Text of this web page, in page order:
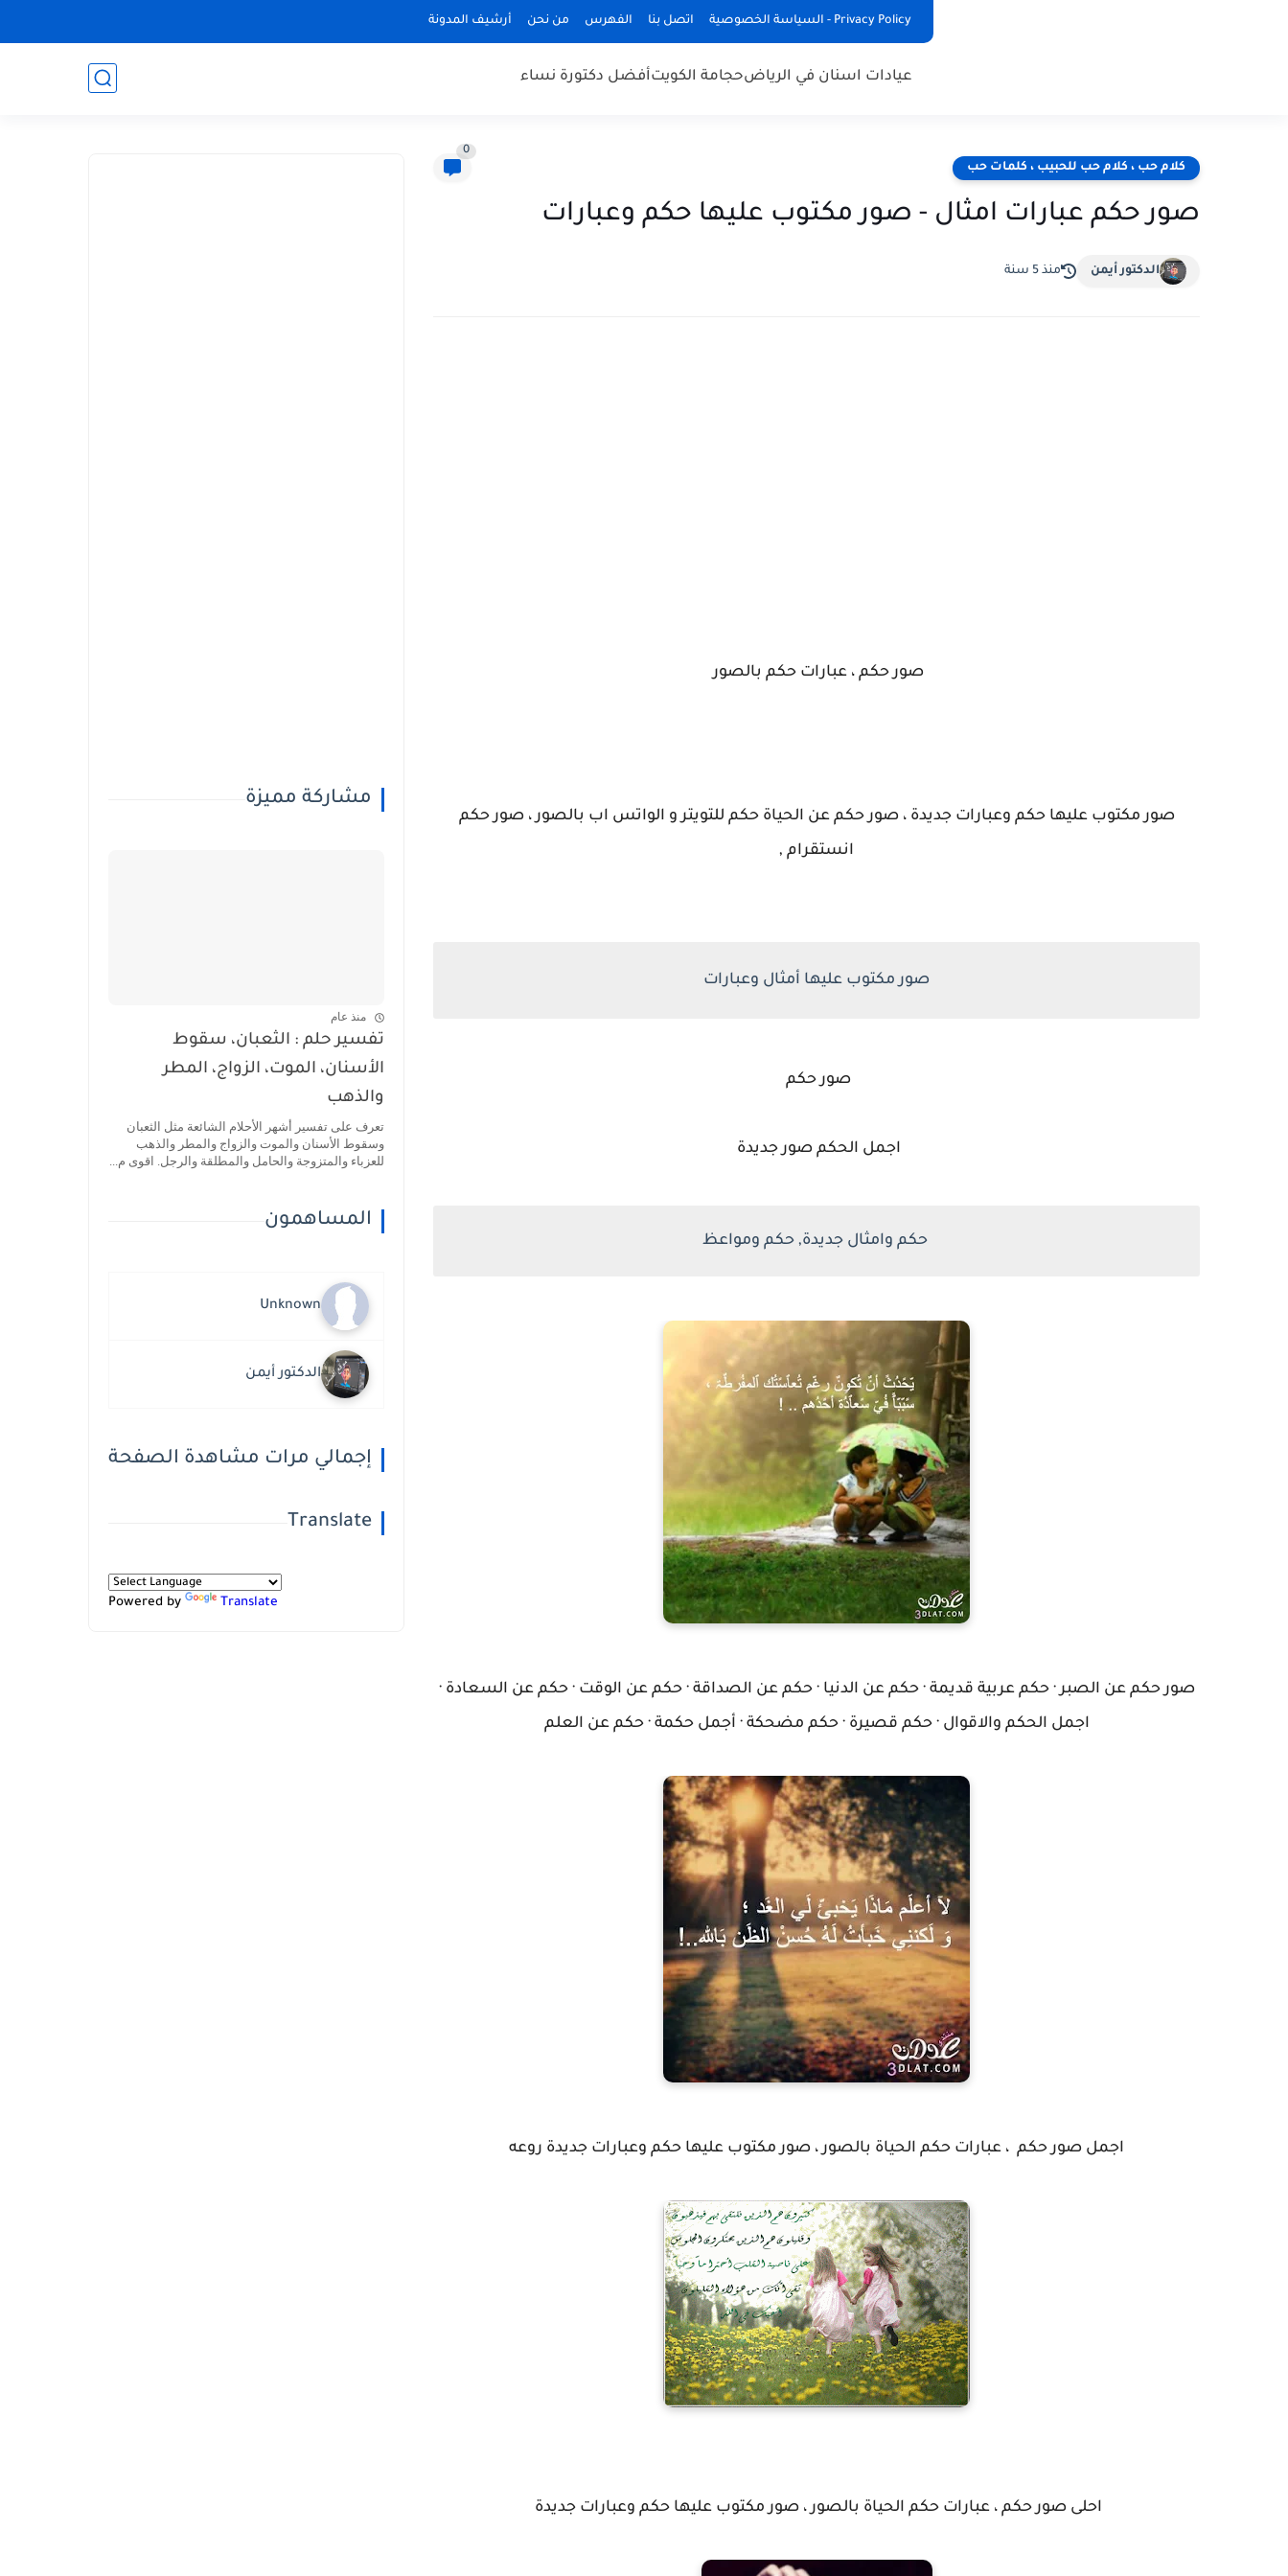
Privacy Policy - السياسة الخصوصية اتصل بنا الفهرس من نحن أرشيف المدونة
عيادات اسنان في الرياضحجامة الكويتأفضل دكتورة نساء
كلام حب ، كلام حب للحبيب ، كلمات حب
0
صور حكم عبارات امثال - صور مكتوب عليها حكم وعبارات
الدكتور أيمن منذ 5 سنة
صور حكم ، عبارات حكم بالصور
صور مكتوب عليها حكم وعبارات جديدة ، صور حكم عن الحياة حكم للتويتر و الواتس اب بالصور ، صور حكم
انستقرام ,
صور مكتوب عليها أمثال وعبارات
صور حكم
اجمل الحكم صور جديدة
حكم وامثال جديدة, حكم ومواعظ
صور حكم عن الصبر · حكم عربية قديمة · حكم عن الدنيا · حكم عن الصداقة · حكم عن الوقت · حكم عن السعادة ·
اجمل الحكم والاقوال · حكم قصيرة · حكم مضحكة · أجمل حكمة · حكم عن العلم
اجمل صور حكم ، عبارات حكم الحياة بالصور ، صور مكتوب عليها حكم وعبارات جديدة روعه
احلى صور حكم ، عبارات حكم الحياة بالصور ، صور مكتوب عليها حكم وعبارات جديدة
مشاركة مميزة
منذ عام
تفسير حلم : الثعبان، سقوط
الأسنان، الموت، الزواج، المطر
والذهب
تعرف على تفسير أشهر الأحلام الشائعة مثل الثعبان
وسقوط الأسنان والموت والزواج والمطر والذهب
للعزباء والمتزوجة والحامل والمطلقة والرجل. اقوى م...
المساهمون
Unknown
الدكتور أيمن
إجمالي مرات مشاهدة الصفحة
Translate
Powered by Translate